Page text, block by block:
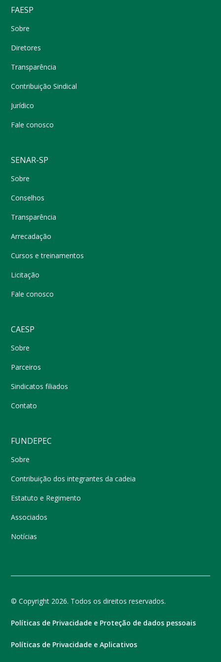
FAESP
Sobre
Diretores
Transparência
Contribuição Sindical
Jurídico
Fale conosco
SENAR-SP
Sobre
Conselhos
Transparência
Arrecadação
Cursos e treinamentos
Licitação
Fale conosco
CAESP
Sobre
Parceiros
Sindicatos filiados
Contato
FUNDEPEC
Sobre
Contribuição dos integrantes da cadeia
Estatuto e Regimento
Associados
Notícias
© Copyright 2026. Todos os direitos reservados.
Políticas de Privacidade e Proteção de dados pessoais
Políticas de Privacidade e Aplicativos